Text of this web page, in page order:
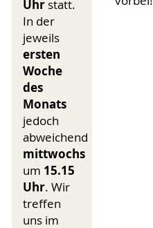
Uhr statt.
In der
jeweils
ersten
Woche
des
Monats
jedoch
abweichend
mittwochs
um 15.15
Uhr. Wir
treffen
uns im